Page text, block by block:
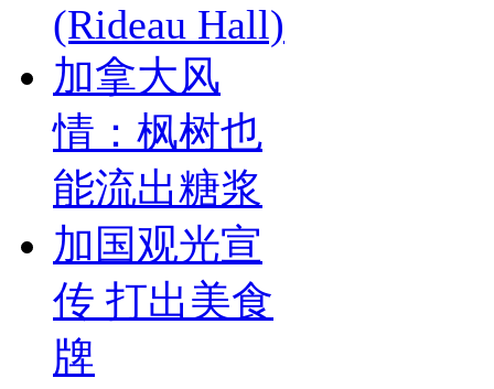
(Rideau Hall)
加拿大风
情：枫树也
能流出糖浆
加国观光宣
传 打出美食
牌